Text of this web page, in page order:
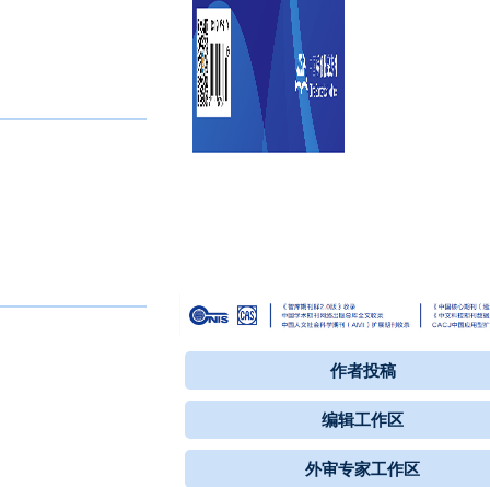
作者投稿
编辑工作区
外审专家工作区